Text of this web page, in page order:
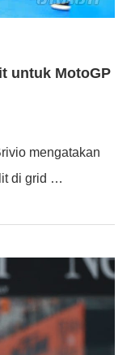
untuk MotoGP
mengatakan
di grid …